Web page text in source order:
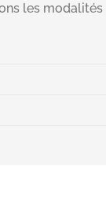
les modalités